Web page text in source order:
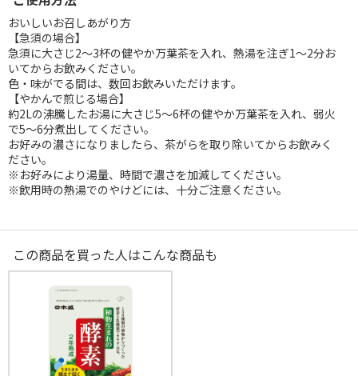
おいしいお召しあがり方
【急須の場合】
急須に大さじ2～3杯の健やか万葉茶を入れ、熱湯を注ぎ1～2分お
いてからお飲みください。
色・味がでる間は、数回お飲みいただけます。
【やかんで煎じる場合】
約2Lの沸騰したお湯に大さじ5～6杯の健やか万葉茶を入れ、弱火
で5～6分煮出してください。
お好みの濃さになりましたら、茶がらを取り除いてからお飲みく
ださい。
※お好みにより湯量、時間で濃さを加減してください。
※飲用時の熱湯でのやけどには、十分ご注意ください。
この商品を買った人はこんな商品も